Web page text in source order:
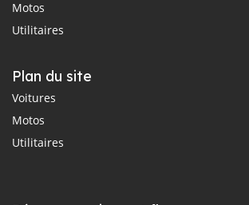
Motos
Utilitaires
Plan du site
Voitures
Motos
Utilitaires